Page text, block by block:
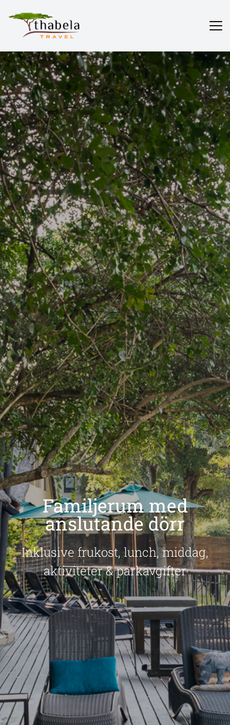
Familjerum med
anslutande dörr
Inklusive frukost, lunch, middag,
aktiviteter & parkavgifter